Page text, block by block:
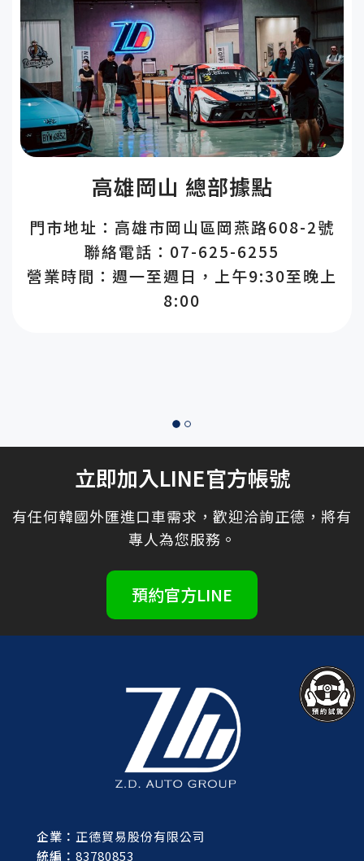
高雄岡山 總部據點
門市地址：高雄市岡山區岡燕路608-2號
聯絡電話：07-625-6255
營業時間：週一至週日，上午9:30至晚上
8:00
立即加入LINE官方帳號
有任何韓國外匯進口車需求，歡迎洽詢正德，將有
專人為您服務。
預約官方LINE
企業： 正德貿易股份有限公司
統編： 83780853